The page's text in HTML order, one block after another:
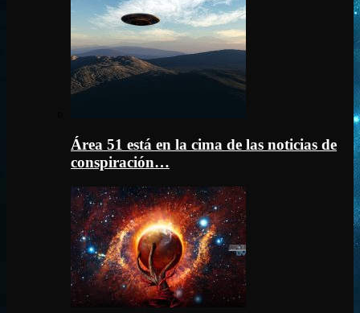
Área 51 está en la cima de las noticias de
conspiración…